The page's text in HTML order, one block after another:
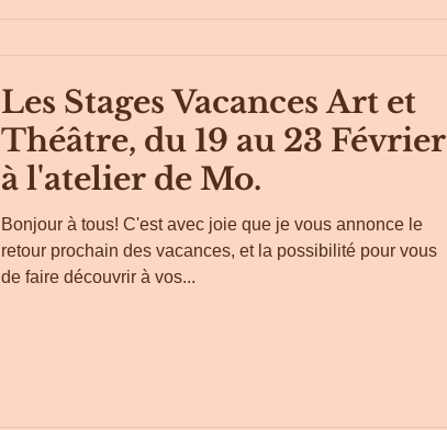
Les Stages Vacances Art et
Théâtre, du 19 au 23 Février
à l'atelier de Mo.
Bonjour à tous! C'est avec joie que je vous annonce le
retour prochain des vacances, et la possibilité pour vous
de faire découvrir à vos...